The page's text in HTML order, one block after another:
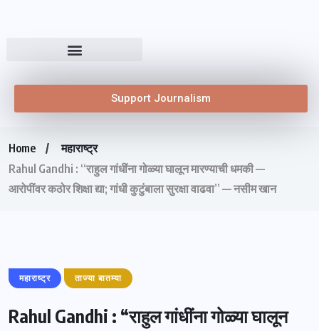
Support Journalism
Home
महाराष्ट्र
Rahul Gandhi : “राहुल गांधींना गोळ्या घालून मारण्याची धमकी —
आरोपींवर कठोर शिक्षा द्या; गांधी कुटुंबाला सुरक्षा वाढवा” — नसीम खान
महाराष्ट्र ताज्या बातम्या
Rahul Gandhi : “राहुल गांधींना गोळ्या घालून